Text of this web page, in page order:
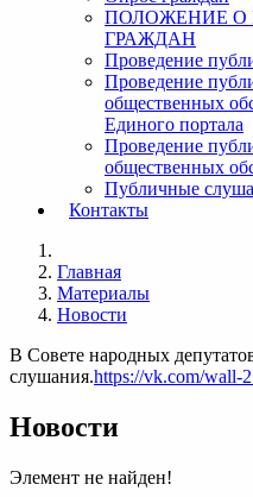
ПОЛОЖЕНИЕ О
ГРАЖДАН
Проведение
Проведение
общественных
Единого портала
Проведение
общественных
Публичные
Контакты
Главная
Материалы
Новости
В Совете народных
слушания.https://vk.com/wall-
Новости
Элемент не найден!